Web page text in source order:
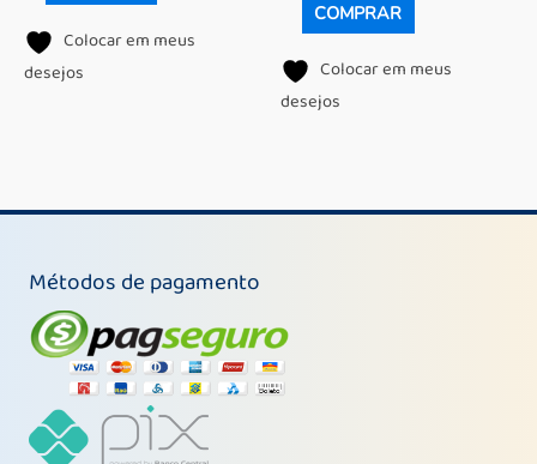
Colocar em meus
desejos
COMPRAR
Colocar em meus
desejos
Métodos de pagamento